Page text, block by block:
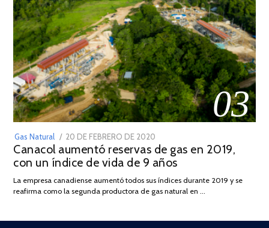
03
Gas Natural
POSTED
ON
20 DE FEBRERO DE 2020
DE
JULIO
2025
Canacol aumentó reservas de gas en 2019,
con un índice de vida de 9 años
La empresa canadiense aumentó todos sus índices durante 2019 y se
reafirma como la segunda productora de gas natural en …